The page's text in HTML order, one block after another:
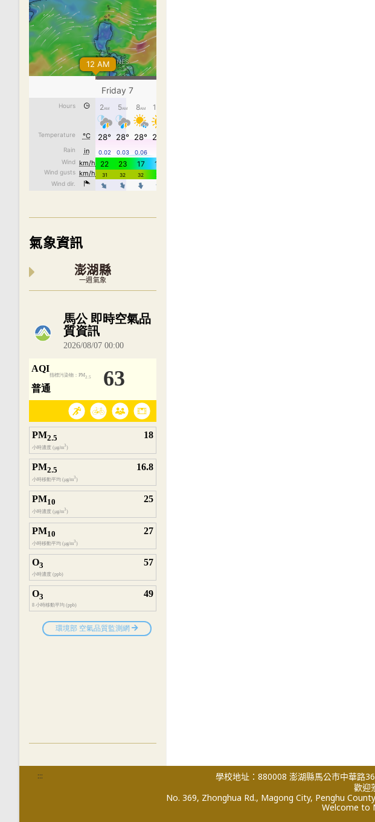
氣象資訊
澎湖縣
一週氣象
內嵌空氣品質小工具為視覺預覽，完整即時空氣品質資料請開啟
::: 學校地址：880008 澎湖縣馬公市中華路
歡迎
No. 369, Zhonghua Rd., Magong City, Penghu County
Welcome to